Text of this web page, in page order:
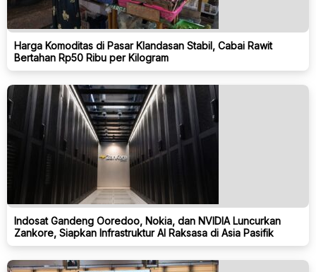
Harga Komoditas di Pasar Klandasan Stabil, Cabai Rawit
Bertahan Rp50 Ribu per Kilogram
Indosat Gandeng Ooredoo, Nokia, dan NVIDIA Luncurkan
Zankore, Siapkan Infrastruktur AI Raksasa di Asia Pasifik